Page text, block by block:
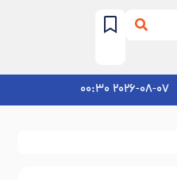
2026-08-07 00:30